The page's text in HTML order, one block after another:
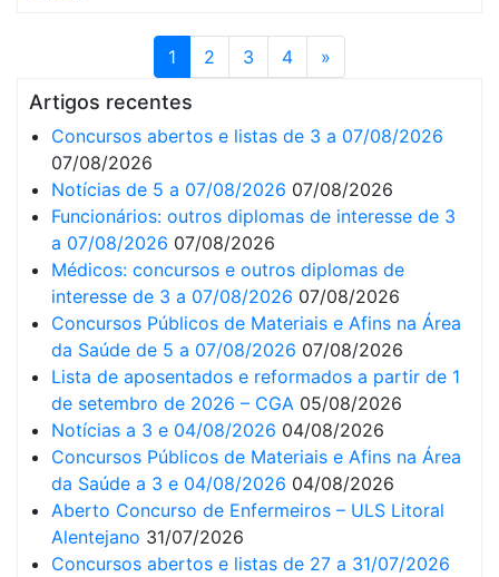
1 2 3 4 »
Artigos recentes
Concursos abertos e listas de 3 a 07/08/2026
07/08/2026
Notícias de 5 a 07/08/2026 07/08/2026
Funcionários: outros diplomas de interesse de 3
a 07/08/2026 07/08/2026
Médicos: concursos e outros diplomas de
interesse de 3 a 07/08/2026 07/08/2026
Concursos Públicos de Materiais e Afins na Área
da Saúde de 5 a 07/08/2026 07/08/2026
Lista de aposentados e reformados a partir de 1
de setembro de 2026 – CGA 05/08/2026
Notícias a 3 e 04/08/2026 04/08/2026
Concursos Públicos de Materiais e Afins na Área
da Saúde a 3 e 04/08/2026 04/08/2026
Aberto Concurso de Enfermeiros – ULS Litoral
Alentejano 31/07/2026
Concursos abertos e listas de 27 a 31/07/2026